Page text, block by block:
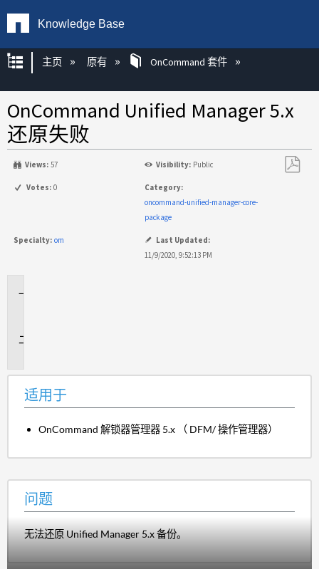
Knowledge Base
扩展/隐缩全局层次
主页 原有 OnCommand 套件
OnCommand Unified Manager 5.x
还原失败
Views: 57 Visibility: Public
Votes: 0
Category:
oncommand-unified-manager-core-
package
Specialty: om
Last Updated:
11/9/2020, 9:52:13 PM
适用于
OnCommand 解锁器管理器 5.x （ DFM/ 操作管理器）
问题
无法还原 Unified Manager 5.x 备份。